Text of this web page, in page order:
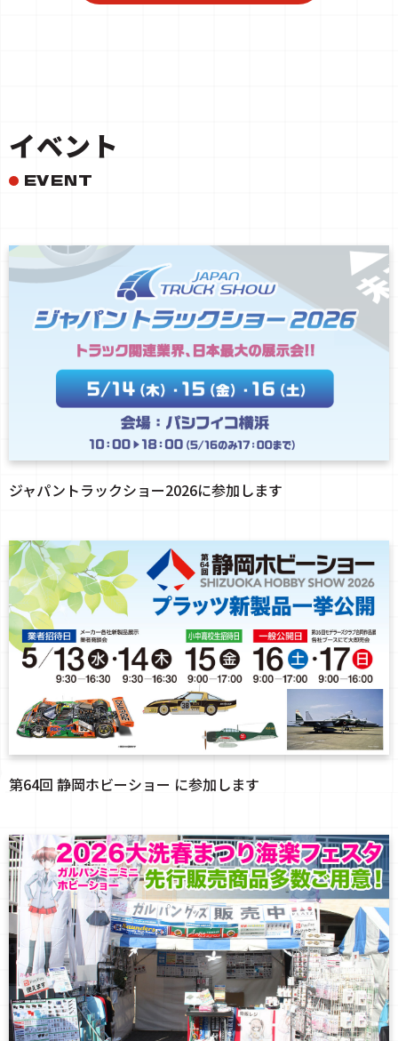
イベント
EVENT
ジャパントラックショー2026に参加します
第64回 静岡ホビーショー に参加します